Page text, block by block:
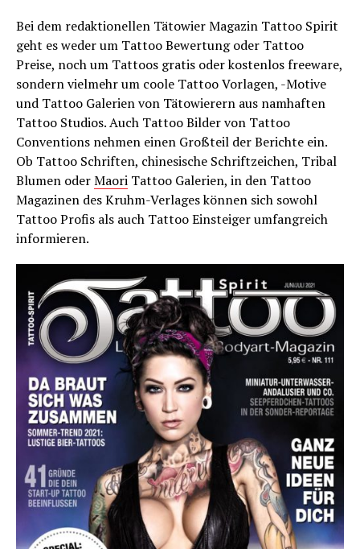
Bei dem redaktionellen Tätowier Magazin Tattoo Spirit
geht es weder um Tattoo Bewertung oder Tattoo
Preise, noch um Tattoos gratis oder kostenlos freeware,
sondern vielmehr um coole Tattoo Vorlagen, -Motive
und Tattoo Galerien von Tätowierern aus namhaften
Tattoo Studios. Auch Tattoo Bilder von Tattoo
Conventions nehmen einen Großteil der Berichte ein.
Ob Tattoo Schriften, chinesische Schriftzeichen, Tribal
Blumen oderMaori Tattoo Galerien, in den Tattoo
Magazinen des Kruhm-Verlages können sich sowohl
Tattoo Profis als auch Tattoo Einsteiger umfangreich
informieren.